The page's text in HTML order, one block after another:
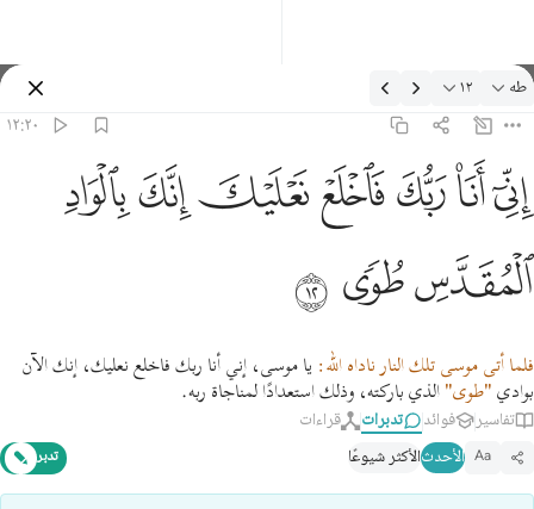
تدبرات: طه ١٢:٢٠
طه ١٢
١٢:٢٠
اني انا ربك فاخلع نعليك انك بالواد المقدس طوى ١٢
إِنِّىٓ أَنَا۠ رَبُّكَ فَٱخْلَعْ نَعْلَيْكَ ۖ إِنَّكَ بِٱلْوَادِ ٱلْمُقَدَّسِ طُوًۭى ١٢
ﲺﲻﲼﲽﲾﲿﳀ
ﳁﳂ ﳃ
فلما أتى موسى تلك النار ناداه الله: يا موسى، إني أنا ربك فاخلع نعليك، إنك الآن
بوادي"طوى"الذي باركته، وذلك استعدادًا لمناجاة ربه.
تفاسير فوائد تدبرات قراءات
Aa الأحدثالأكثر شيوعًا تدبر